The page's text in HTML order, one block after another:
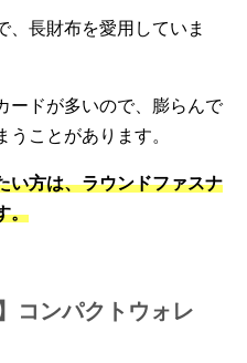
、長財布を愛用していま
ードが多いので、膨らんで
うことがあります。
い方は、ラウンドファスナ
。
コンパクトウォレ